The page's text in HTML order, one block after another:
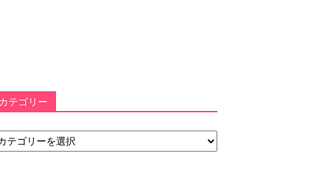
カテゴリー